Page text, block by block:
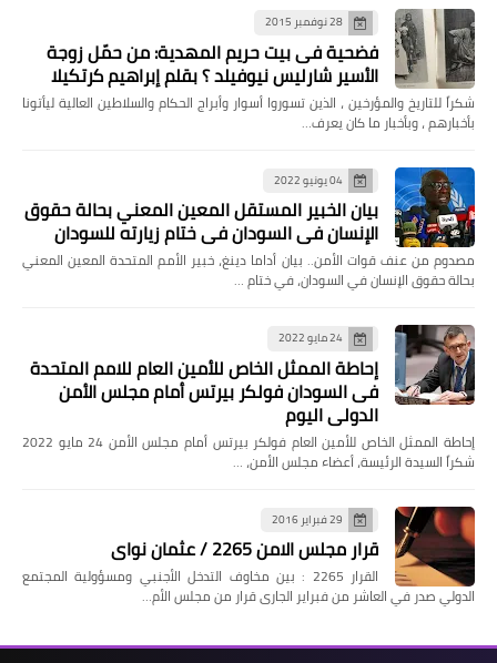
28 نوفمبر 2015
فضحية فى بيت حريم المهدية: من حمّل زوجة
الأسير شارليس نيوفيلد ؟ بقلم إبراهيم كرتكيلا
شكراً للتاريخ والمؤرخين ، الذين تسوروا أسوار وأبراج الحكام والسلاطين العالية ليأتونا
بأخبارهم ، وبأخبار ما كان يعرف…
04 يونيو 2022
بيان الخبير المستقل المعين المعني بحالة حقوق
الإنسان في السودان في ختام زيارته للسودان
مصدوم من عنف قوات الأمن.. بيان أداما دينغ، خبير الأمم المتحدة المعين المعني
بحالة حقوق الإنسان في السودان، في ختام …
24 مايو 2022
إحاطة الممثل الخاص للأمين العام للامم المتحدة
فى السودان فولكر بيرتس أمام مجلس الأمن
الدولي اليوم
إحاطة الممثل الخاص للأمين العام فولكر بيرتس أمام مجلس الأمن 24 مايو 2022
شكراً السيدة الرئيسة، أعضاء مجلس الأمن، …
29 فبراير 2016
قرار مجلس الامن 2265 / عثمان نواى
القرار 2265 : بين مخاوف التدخل الأجنبي ومسؤولية المجتمع
الدولي صدر في العاشر من فبراير الجارى قرار من مجلس الأم…